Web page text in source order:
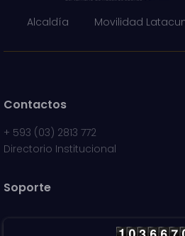
Alcaldía Movilidad
Contactos
+ 593 (03) 2813 772
Directorio Institucional
Soporte